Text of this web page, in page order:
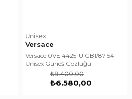
Unisex
Versace
Versace 0VE 4425-U GB1/87 54
Unisex Güneş Gözlüğü
₺6.580,00
₺9.400,00